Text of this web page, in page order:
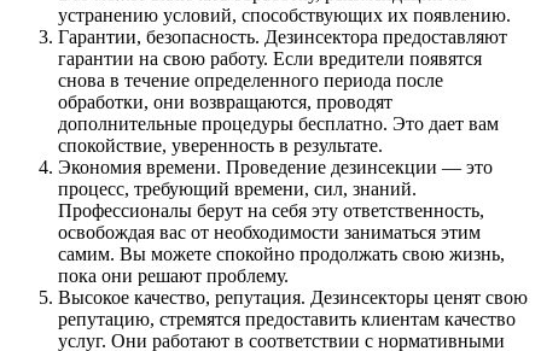
устранению условий, способствующих их появлению.
Гарантии, безопасность. Дезинсектора предоставляют
гарантии на свою работу. Если вредители появятся
снова в течение определенного периода после
обработки, они возвращаются, проводят
дополнительные процедуры бесплатно. Это дает вам
спокойствие, уверенность в результате.
Экономия времени. Проведение дезинсекции — это
процесс, требующий времени, сил, знаний.
Профессионалы берут на себя эту ответственность,
освобождая вас от необходимости заниматься этим
самим. Вы можете спокойно продолжать свою жизнь,
пока они решают проблему.
Высокое качество, репутация. Дезинсекторы ценят свою
репутацию, стремятся предоставить клиентам качество
услуг. Они работают в соответствии с нормативными